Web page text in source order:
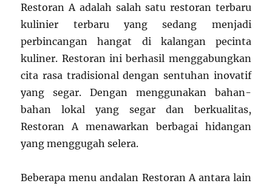
Restoran A adalah salah satu restoran terbaru
kulinier terbaru yang sedang menjadi
perbincangan hangat di kalangan pecinta
kuliner. Restoran ini berhasil menggabungkan
cita rasa tradisional dengan sentuhan inovatif
yang segar. Dengan menggunakan bahan-
bahan lokal yang segar dan berkualitas,
Restoran A menawarkan berbagai hidangan
yang menggugah selera.
Beberapa menu andalan Restoran A antara lain